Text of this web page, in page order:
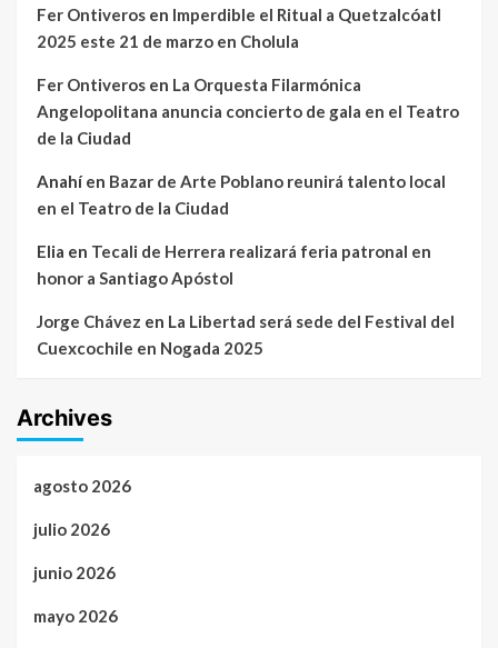
Fer Ontiveros en Imperdible el Ritual a Quetzalcóatl
2025 este 21 de marzo en Cholula
Fer Ontiveros en La Orquesta Filarmónica
Angelopolitana anuncia concierto de gala en el Teatro
de la Ciudad
Anahíen Bazar de Arte Poblano reunirá talento local
en el Teatro de la Ciudad
Elia en Tecali de Herrera realizará feria patronal en
honor a Santiago Apóstol
Jorge Chávez en La Libertad será sede del Festival del
Cuexcochile en Nogada 2025
Archives
agosto 2026
julio 2026
junio 2026
mayo 2026